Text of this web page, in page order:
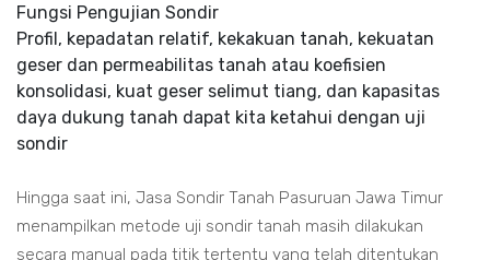
Fungsi Pengujian Sondir
Profil, kepadatan relatif, kekakuan tanah, kekuatan
geser dan permeabilitas tanah atau koefisien
konsolidasi, kuat geser selimut tiang, dan kapasitas
daya dukung tanah dapat kita ketahui dengan uji
sondir
Hingga saat ini, Jasa Sondir Tanah Pasuruan Jawa Timur
menampilkan metode uji sondir tanah masih dilakukan
secara manual pada titik tertentu yang telah ditentukan